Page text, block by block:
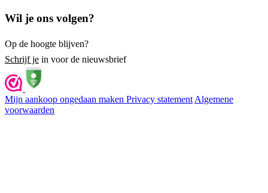
Wil je ons volgen?
Op de hoogte blijven?
Schrijf je in voor de nieuwsbrief
Mijn aankoop ongedaan maken Privacy statement Algemene
voorwaarden